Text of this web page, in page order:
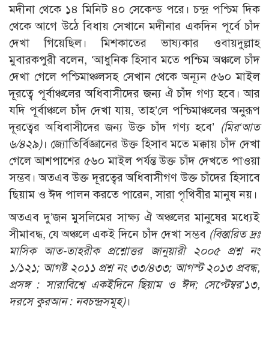
মদীনা থেকে ১৪ মিনিট ৪০ সেকেন্ড পরে। চন্দ্র পশ্চিম দিক
থেকে আগে উঠে বিধায় সেখানে মদীনার একদিন পূর্বে চাঁদ
দেখা গিয়েছিল। মিশকাতের ভাষ্যকার ওবায়দুল্লাহ
মুবারকপুরী বলেন, ‘আধুনিক হিসাব মতে পশ্চিম অঞ্চলে চাঁদ
দেখা গেলে পশ্চিমাঞ্চলসহ সেখান থেকে অন্যূন ৫৬০ মাইল
দূরত্বে পূর্বাঞ্চলের অধিবাসীদের জন্য ঐ চাঁদ গণ্য হবে। আর
যদি পূর্বাঞ্চলে চাঁদ দেখা যায়, তাহ’লে পশ্চিমাঞ্চলের অনুরূপ
দূরত্বের অধিবাসীদের জন্য উক্ত চাঁদ গণ্য হবে’ (মির‘আত
৬/৪২৯)। জ্যোতির্বিজ্ঞানের উক্ত হিসাব মতে মক্কায় চাঁদ দেখা
গেলে আশপাশের ৫৬০ মাইল পর্যন্ত উক্ত চাঁদ দেখতে পাওয়া
সম্ভব। অতএব উক্ত দূরত্বের অধিবাসীগণ উক্ত চাঁদের হিসাবে
ছিয়াম ও ঈদ পালন করতে পারেন, সারা পৃথিবীর মানুষ নয়।
অতএব দু’জন মুসলিমের সাক্ষ্য ঐ অঞ্চলের মানুষের মধ্যেই
সীমাবদ্ধ, যে অঞ্চলে একই দিনে চাঁদ দেখা সম্ভব (বিস্তারিত দ্রঃ
মাসিক আত-তাহরীক প্রশ্নোত্তর জানুয়ারী ২০০৫ প্রশ্ন নং
১/১২১; আগষ্ট ২০১১ প্রশ্ন নং ৩৩/৪৩৩; আগস্ট ২০১৩ প্রবন্ধ,
প্রসঙ্গ : সারাবিশ্বে একইদিনে ছিয়াম ও ঈদ; সেপ্টেম্বর’১৩,
দরসে কুরআন : নবচন্দ্রসমূহ)।